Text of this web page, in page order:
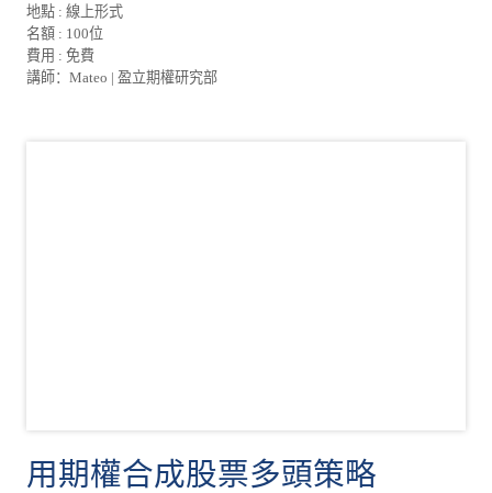
地點 : 線上形式
名額 : 100位
費用 : 免費
講師：Mateo | 盈立期權研究部
用期權合成股票多頭策略